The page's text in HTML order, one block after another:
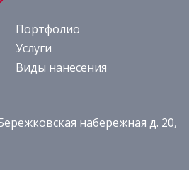
Портфолио
Услуги
Виды нанесения
набережная д. 20,